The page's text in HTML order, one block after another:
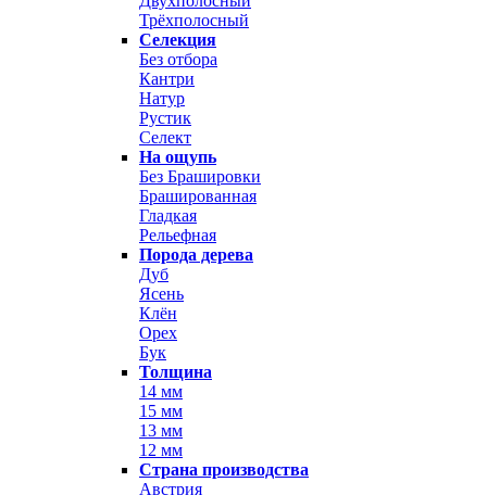
Трёхполосный
Селекция
Без отбора
Кантри
Натур
Рустик
Селект
На ощупь
Без Брашировки
Брашированная
Гладкая
Рельефная
Порода дерева
Дуб
Ясень
Клён
Орех
Бук
Толщина
14 мм
15 мм
13 мм
12 мм
Страна производства
Австрия